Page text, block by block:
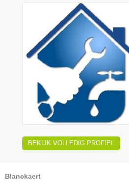
BEKIJK VOLLEDIG PROFIEL
Blanckaert